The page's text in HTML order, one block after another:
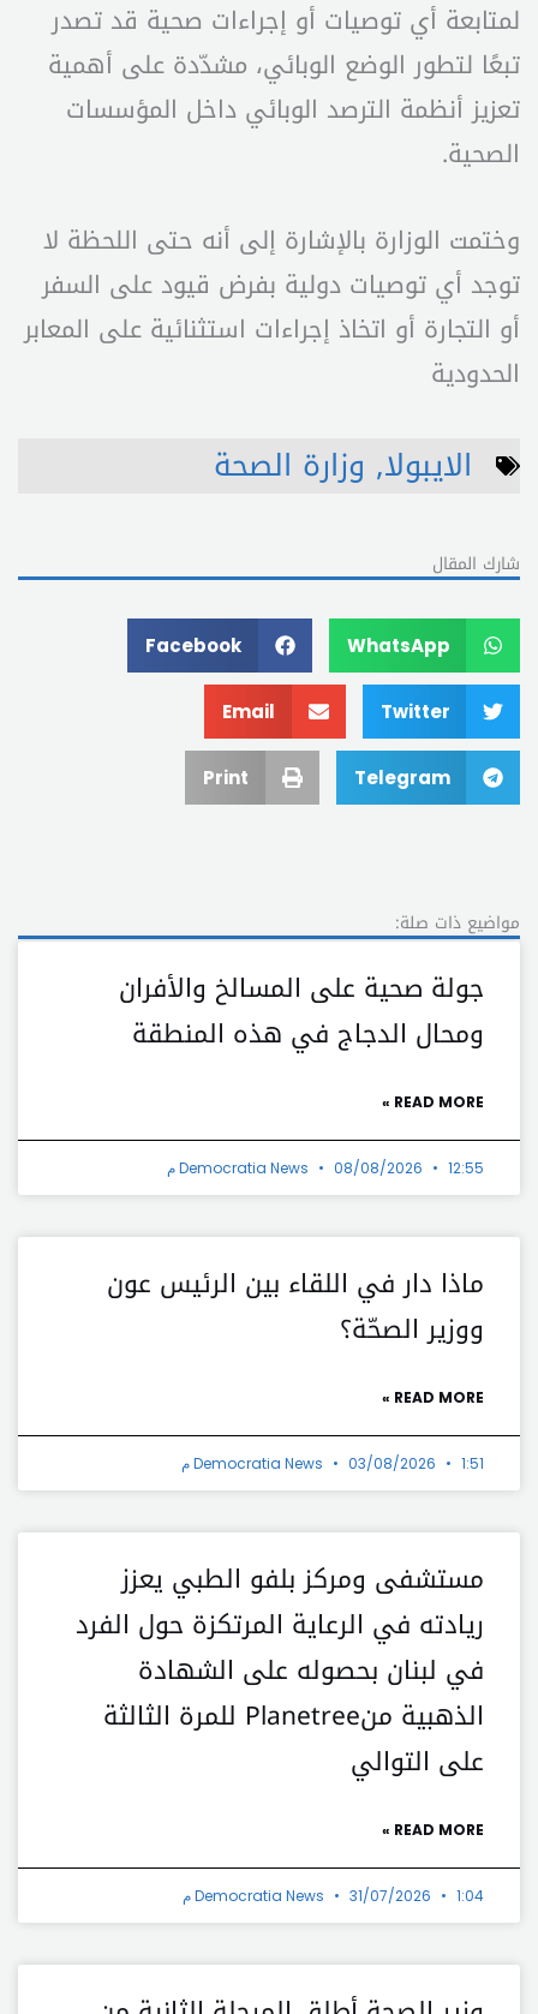
لمتابعة أي توصيات أو إجراءات صحية قد تصدر
تبعًا لتطور الوضع الوبائي، مشدّدة على أهمية
تعزيز أنظمة الترصد الوبائي داخل المؤسسات
الصحية.
وختمت الوزارة بالإشارة إلى أنه حتى اللحظة لا
توجد أي توصيات دولية بفرض قيود على السفر
أو التجارة أو اتخاذ إجراءات استثنائية على المعابر
الحدودية
الايبولا, وزارة الصحة
شارك المقال
WhatsApp
Facebook
Twitter
Email
Telegram
Print
مواضيع ذات صلة:
جولة صحية على المسالخ والأفران
ومحال الدجاج في هذه المنطقة
READ MORE »
Democratia News 08/08/2026 12:55 م
ماذا دار في اللقاء بين الرئيس عون
ووزير الصحّة؟
READ MORE »
Democratia News 03/08/2026 1:51 م
مستشفى ومركز بلفو الطبي يعزز
ريادته في الرعاية المرتكزة حول الفرد
في لبنان بحصوله على الشهادة
الذهبية منPlanetree للمرة الثالثة
على التوالي
READ MORE »
Democratia News 31/07/2026 1:04 م